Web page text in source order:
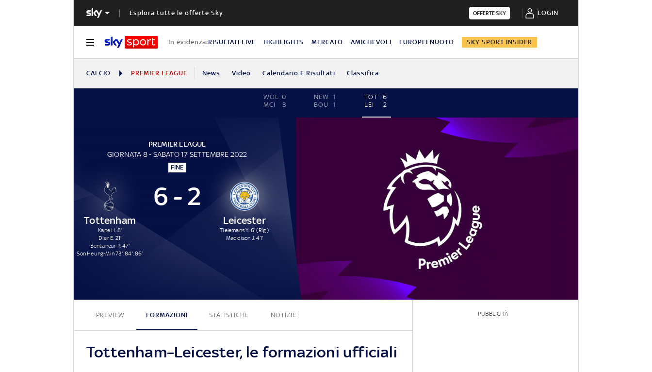
Esplora tutte le offerte Sky OFFERTE SKY LOGIN
In evidenza:RISULTATI LIVE HIGHLIGHTS MERCATO AMICHEVOLI EUROPEI NUOTO SKY SPORT INSIDER
CALCIO PREMIER LEAGUE News Video Calendario E Risultati Classifica
WOL
0
MCI
3
NEW
1
BOU
1
TOT
6
LEI
2
PREMIER LEAGUE
GIORNATA 8 - SABATO 17 SETTEMBRE 2022
FINE
Tottenham
Kane H. 8'
Dier E. 21'
Bentancur R. 47'
Son Heung-Min 73', 84', 86'
6 - 2
Leicester
Tielemans Y. 6' (Rig.)
Maddison J. 41'
PREVIEW FORMAZIONI STATISTICHE NOTIZIE
Tottenham–Leicester, le formazioni ufficiali
PUBBLICITÀ